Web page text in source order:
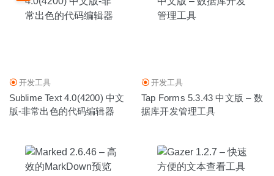
开发工具
Sublime Text 4.0(4200) 中文
版-非常出色的代码编辑器
开发工具
Tap Forms 5.3.43 中文版 – 数
据库开发管理工具